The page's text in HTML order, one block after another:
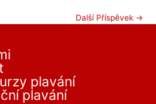
Další Příspěvek →
plavání
plavání